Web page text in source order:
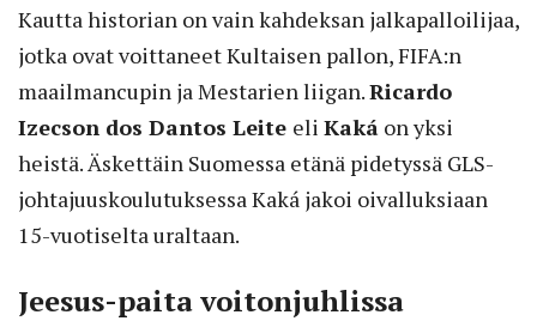
Kautta historian on vain kahdeksan jalkapalloilijaa,
jotka ovat voittaneet Kultaisen pallon, FIFA:n
maailmancupin ja Mestarien liigan.Ricardo
Izecson dos Dantos Leite eli Kaká on yksi
heistä. Äskettäin Suomessa etänä pidetyssä GLS-
johtajuuskoulutuksessa Kaká jakoi oivalluksiaan
15-vuotiselta uraltaan.
Jeesus-paita voitonjuhlissa